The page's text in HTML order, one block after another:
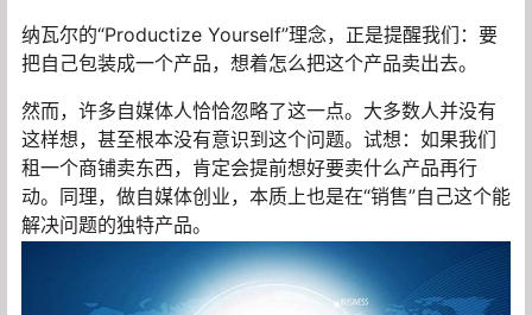
纳瓦尔的“Productize Yourself”理念，正是提醒我们：要
把自己包装成一个产品，想着怎么把这个产品卖出去。
然而，许多自媒体人恰恰忽略了这一点。大多数人并没有
这样想，甚至根本没有意识到这个问题。试想：如果我们
租一个商铺卖东西，肯定会提前想好要卖什么产品再行
动。同理，做自媒体创业，本质上也是在“销售”自己这个能
解决问题的独特产品。